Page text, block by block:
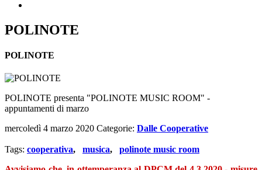
POLINOTE
POLINOTE
POLINOTE presenta "POLINOTE MUSIC ROOM" -
appuntamenti di marzo
mercoledì 4 marzo 2020 Categorie: Dalle Cooperative
Tags: cooperativa, musica, polinote music room